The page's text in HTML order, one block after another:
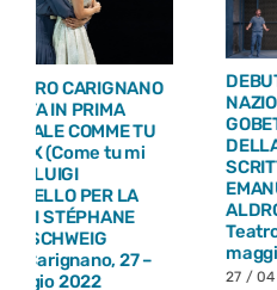
DEBUTTA IN PRIMA
NAZIONALE AL TEATRO
GOBETTI “L’ESTINZIONE
DELLA RAZZA UMANA”
SCRITTO E DIRETTO DA
EMANUELE
ALDROVANDI
Teatro Gobetti, 17 – 29
maggio 2022
27 / 04 / 2022